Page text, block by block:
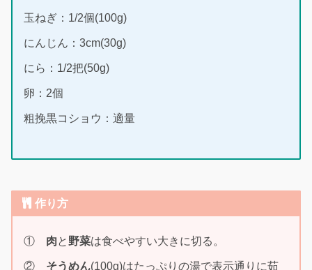
玉ねぎ：1/2個(100g)
にんじん：3cm(30g)
にら：1/2把(50g)
卵：2個
粗挽黒コショウ：適量
作り方
① 肉と 野菜は食べやすい大きに切る。
② そうめん(100g)はたっぷりの湯で表示通りに茹